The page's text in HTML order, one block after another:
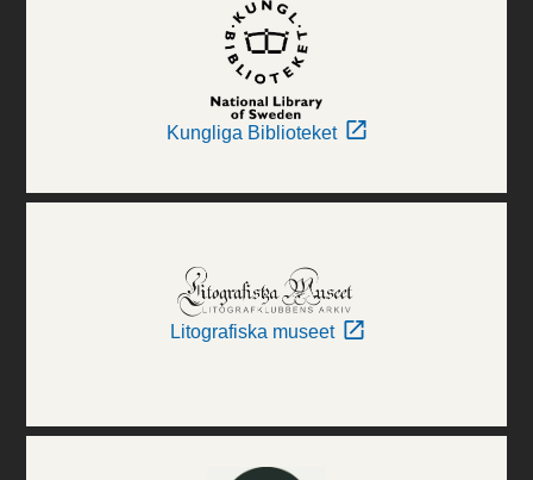
Kungliga Biblioteket
Litografiska museet